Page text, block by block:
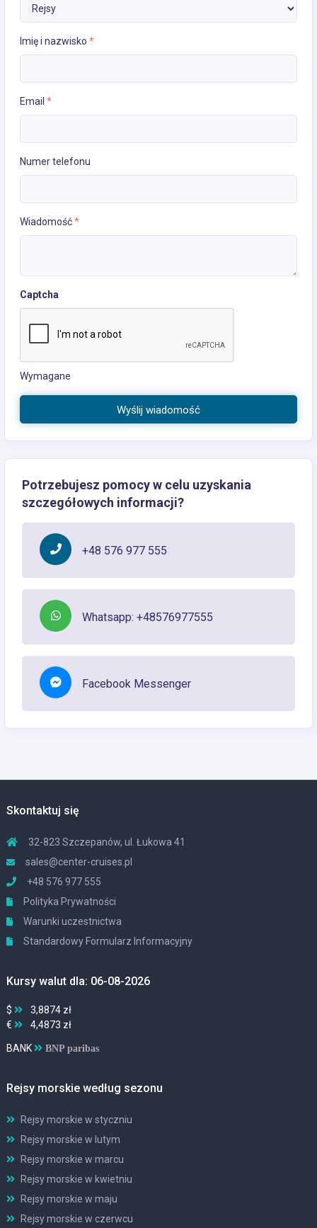
Imię i nazwisko *
Email *
Numer telefonu
Wiadomość*
Captcha
Wymagane
Wyślij wiadomość
Potrzebujesz pomocy w celu uzyskania
szczegółowych informacji?
+48 576 977 555
Whatsapp: +48576977555
Facebook Messenger
Skontaktuj się
32-823 Szczepanów, ul. Łukowa 41
sales@center-cruises.pl
+48 576 977 555
Polityka Prywatności
Warunki uczestnictwa
Standardowy Formularz Informacyjny
Kursy walut dla: 06-08-2026
$
3,8874 zł
€
4,4873 zł
BANK BNP paribas
Rejsy morskie według sezonu
Rejsy morskie w styczniu
Rejsy morskie w lutym
Rejsy morskie w marcu
Rejsy morskie w kwietniu
Rejsy morskie w maju
Rejsy morskie w czerwcu